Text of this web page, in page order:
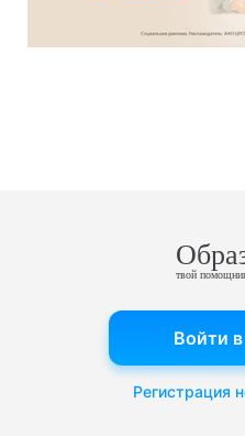
твой
Войти
Регистрация